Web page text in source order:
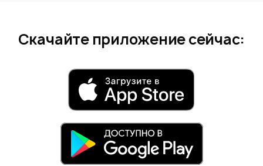
Скачайте приложение сейчас: